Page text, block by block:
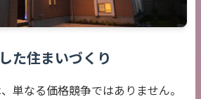
た住まいづくり
単なる価格競争ではありません。